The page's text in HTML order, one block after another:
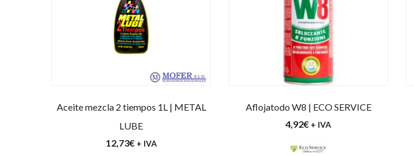
Aceite mezcla 2 tiempos 1L | METAL
LUBE
12,73€ + IVA
Aflojatodo W8 | ECO SERVICE
4,92€ + IVA